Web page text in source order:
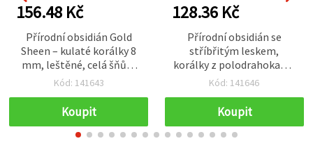
156.48 Kč
Přírodní obsidián Gold
Sheen – kulaté korálky 8
mm, leštěné, celá šňůra
(cca 46 ks), zelené se
výrobu šperků, DIY
náramky a náhrdelníky
Kód: 141643
Koupit
128.36 Kč
Přírodní obsidián se
stříbřitým leskem,
korálky z polodrahokamu
na návleku, kulaté 4 mm
Kód: 141646
Koupit